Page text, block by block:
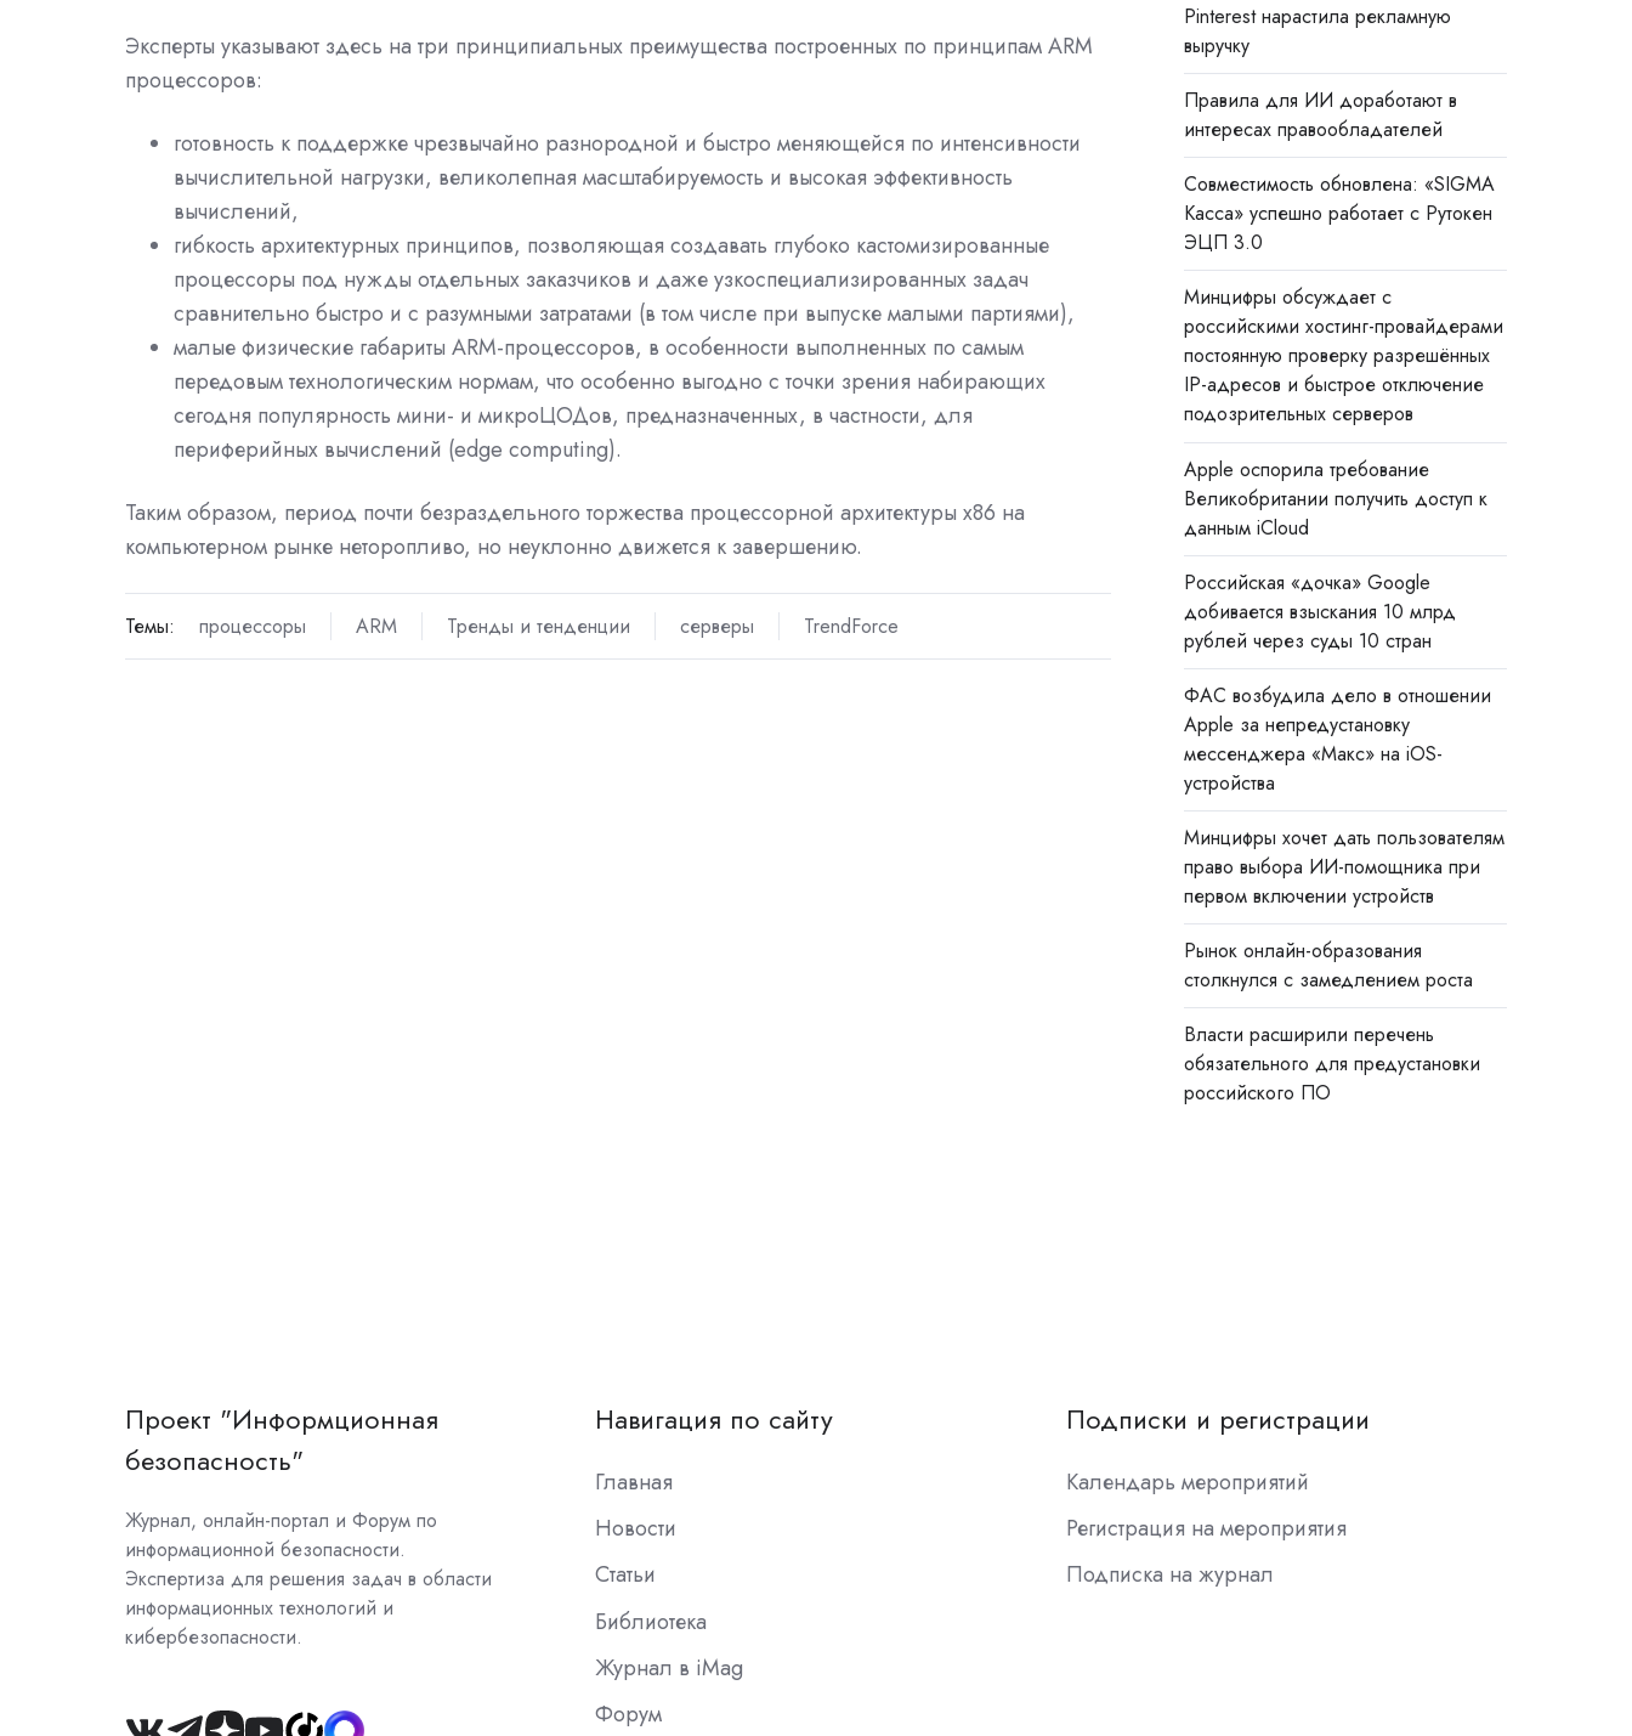
Эксперты указывают здесь на три принципиальных преимущества построенных по принципам ARM
процессоров:
готовность к поддержке чрезвычайно разнородной и быстро меняющейся по интенсивности
вычислительной нагрузки, великолепная масштабируемость и высокая эффективность
вычислений,
гибкость архитектурных принципов, позволяющая создавать глубоко кастомизированные
процессоры под нужды отдельных заказчиков и даже узкоспециализированных задач
сравнительно быстро и с разумными затратами (в том числе при выпуске малыми партиями),
малые физические габариты ARM-процессоров, в особенности выполненных по самым
передовым технологическим нормам, что особенно выгодно с точки зрения набирающих
сегодня популярность мини- и микроЦОДов, предназначенных, в частности, для
периферийных вычислений (edge computing).
Таким образом, период почти безраздельного торжества процессорной архитектуры x86 на
компьютерном рынке неторопливо, но неуклонно движется к завершению.
Темы: процессоры ARM Тренды и тенденции серверы TrendForce
Pinterest нарастила рекламную
выручку
Правила для ИИ доработают в
интересах правообладателей
Совместимость обновлена: «SIGMA
Касса» успешно работает с Рутокен
ЭЦП 3.0
Минцифры обсуждает с
российскими хостинг-провайдерами
постоянную проверку разрешённых
IP-адресов и быстрое отключение
подозрительных серверов
Apple оспорила требование
Великобритании получить доступ к
данным iCloud
Российская «дочка» Google
добивается взыскания 10 млрд
рублей через суды 10 стран
ФАС возбудила дело в отношении
Apple за непредустановку
мессенджера «Макс» на iOS-
устройства
Минцифры хочет дать пользователям
право выбора ИИ-помощника при
первом включении устройств
Рынок онлайн-образования
столкнулся с замедлением роста
Власти расширили перечень
обязательного для предустановки
российского ПО
Проект "Информционная
безопасность"
Журнал, онлайн-портал и Форум по
информационной безопасности.
Экспертиза для решения задач в области
информационных технологий и
кибербезопасности.
Навигация по сайту
Главная
Новости
Статьи
Библиотека
Журнал в iMag
Форум
Подписки и регистрации
Календарь мероприятий
Регистрация на мероприятия
Подписка на журнал